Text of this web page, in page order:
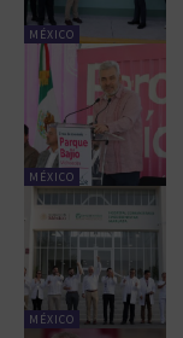
MÉXICO
MÉXICO
MÉXICO